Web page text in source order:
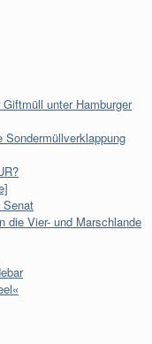
unter Hamburger
Senat
die Vier- und Marschlande